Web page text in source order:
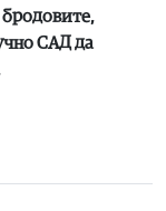
бродовите,
САД да